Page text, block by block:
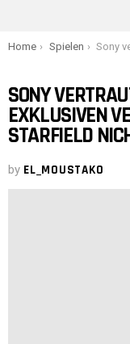
You are here:
Home Spielen Sony vertraut Microsoft nach
SONY
EXKLUSIVEN
STARFIELD
by EL_MOUSTAKO